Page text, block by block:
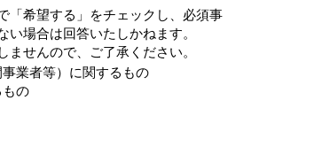
「希望する」をチェックし、必須事
場合は回答いたしかねます。
せんので、ご了承ください。
業者等）に関するもの
の